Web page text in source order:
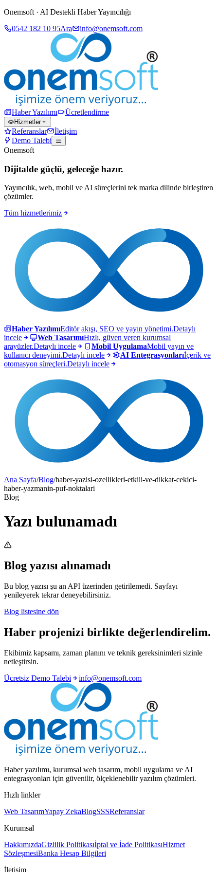
Onemsoft · AI Destekli Haber Yayıncılığı
0542 182 10 95Ara info@onemsoft.com
Haber Yazılımı Ücretlendirme
Hizmetler
Referanslar
İletişim
Demo Talebi
Onemsoft
Dijitalde güçlü, geleceğe hazır.
Yayıncılık, web, mobil ve AI süreçlerini tek marka dilinde birleştiren
çözümler.
Tüm hizmetlerimiz
Haber YazılımıEditör akışı, SEO ve yayın yönetimi.Detaylı
incele
Web TasarımıHızlı, güven veren kurumsal
arayüzler.Detaylı incele Mobil UygulamaMobil yayın ve
kullanıcı deneyimi.Detaylı incele AI Entegrasyonlarıİçerik ve
otomasyon süreçleri.Detaylı incele
Ana Sayfa/Blog/haber-yazisi-ozellikleri-etkili-ve-dikkat-cekici-
haber-yazmanin-puf-noktalari
Blog
Yazı bulunamadı
Blog yazısı alınamadı
Bu blog yazısı şu an API üzerinden getirilemedi. Sayfayı
yenileyerek tekrar deneyebilirsiniz.
Blog listesine dön
Haber projenizi birlikte değerlendirelim.
Ekibimiz kapsamı, zaman planını ve teknik gereksinimleri sizinle
netleştirsin.
Ücretsiz Demo Talebi
info@onemsoft.com
Haber yazılımı, kurumsal web tasarım, mobil uygulama ve AI
entegrasyonları için güvenilir, ölçeklenebilir yazılım çözümleri.
Hızlı linkler
Web TasarımYapay ZekaBlogSSSReferanslar
Kurumsal
HakkımızdaGizlilik Politikasıİptal ve İade PolitikasıHizmet
SözleşmesiBanka Hesap Bilgileri
İletişim